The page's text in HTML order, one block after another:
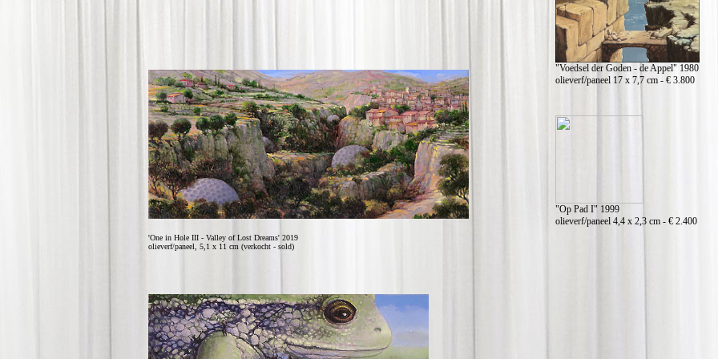
'One in Hole III - Valley of Lost Dreams' 2019
olieverf/paneel, 5,1 x 11 cm (verkocht - sold)
"Voedsel der Goden - de Appel" 1980
olieverf/paneel 17 x 7,7 cm - € 3.800
"Op Pad I" 1999
olieverf/paneel 4,4 x 2,3 cm - € 2.400